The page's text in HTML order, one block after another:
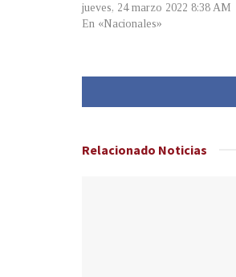
jueves, 24 marzo 2022 8:38 AM
En «Nacionales»
Relacionado Noticias